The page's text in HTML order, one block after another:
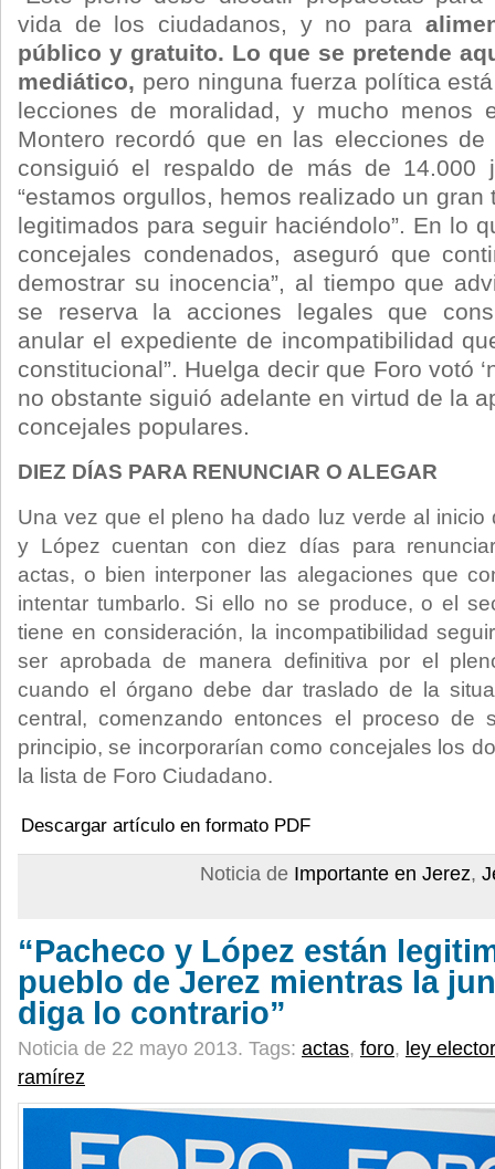
vida de los ciudadanos, y no para
público y gratuito. Lo que se pretende
mediático, pero ninguna fuerza política
lecciones de moralidad, y mucho menos
Montero recordó que en las elecciones de
consiguió el respaldo de más de 14.000
“estamos orgullos, hemos realizado un
legitimados para seguir haciéndolo”. En lo
concejales condenados, aseguró que
demostrar su inocencia”, al tiempo que
se reserva la acciones legales que
anular el expediente de incompatibilidad
constitucional”. Huelga decir que Foro votó
no obstante siguió adelante en virtud de la
concejales populares.
DIEZ DÍAS PARA RENUNCIAR O ALEGAR
Una vez que el pleno ha dado luz verde al inicio
y López cuentan con diez días para
actas, o bien interponer las alegaciones que
intentar tumbarlo. Si ello no se produce, o el
tiene en consideración, la incompatibilidad
ser aprobada de manera definitiva por el
cuando el órgano debe dar traslado de la
central, comenzando entonces el proceso de
principio, se incorporarían como concejales los
la lista de Foro Ciudadano.
Descargar artículo en formato PDF
Noticia de Importante en Jerez,
“Pacheco y López están
pueblo de Jerez mientras la
diga lo contrario”
Noticia de 22 mayo 2013. Tags: actas, foro, ley
ramírez